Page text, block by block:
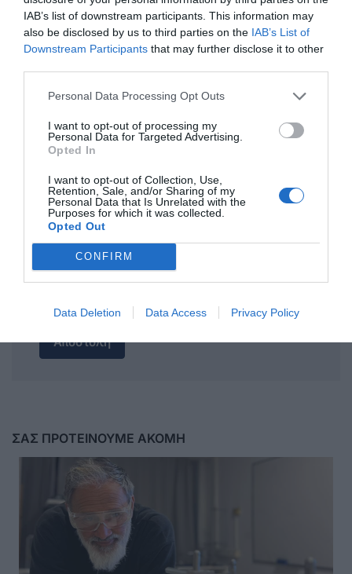
IAB’s list of downstream participants. This information may
also be disclosed by us to third parties on the IAB’s List of
Downstream Participants that may further disclose it to other
Personal Data Processing Opt Outs
I want to opt-out of processing my
Personal Data for Targeted Advertising.
Opted In
I want to opt-out of Collection, Use,
Retention, Sale, and/or Sharing of my
Personal Data that Is Unrelated with the
Purposes for which it was collected.
Opted Out
CONFIRM
Data Deletion Data Access Privacy Policy
ΤΙΤΛΟΣ
Αποστολή
ΣΑΣ ΠΡΟΤΕΙΝΟΥΜΕ ΑΚΟΜΗ